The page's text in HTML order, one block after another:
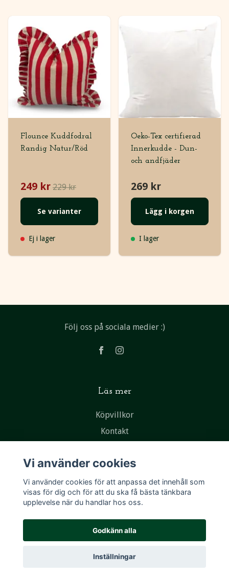
Flounce Kuddfodral
Randig Natur/Röd
249 kr 229 kr
Se varianter
Ej i lager
Oeko-Tex certifierad
Innerkudde - Dun-
och andfjäder
269 kr
Lägg i korgen
I lager
Följ oss på sociala medier :)
Läs mer
Köpvillkor
Kontakt
© 2026 New & Vintage Ramlösa
Vi använder cookies
Vi använder cookies för att anpassa det innehåll som
visas för dig och för att du ska få bästa tänkbara
upplevelse när du handlar hos oss.
Godkänn alla
Inställningar